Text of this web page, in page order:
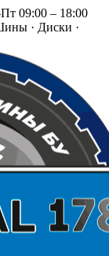
09:00 – 18:00
· Диски ·